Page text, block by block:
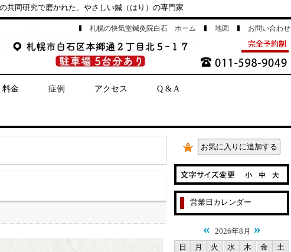
共同研究で磨かれた、やさしい鍼（はり）の専門家
札幌の快気堂鍼灸院白石 ホーム 地図 お問い合わせ
料金 症例 アクセス Q & A
営業日カレンダー
« 2026年8月 »
日 月 火 水 木 金
土